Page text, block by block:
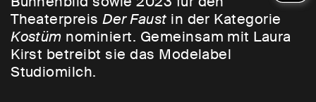
TheaterpreisDer Faust in der Kategorie
Kostüm nominiert. Gemeinsam mit Laura
Kirst betreibt sie das Modelabel
Studiomilch.